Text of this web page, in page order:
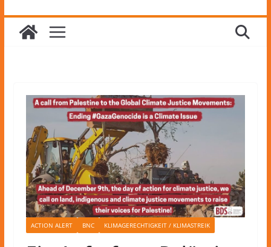
ACTION ALERT BNC KLIMAGERECHTIGKEIT / KLIMASTREIK